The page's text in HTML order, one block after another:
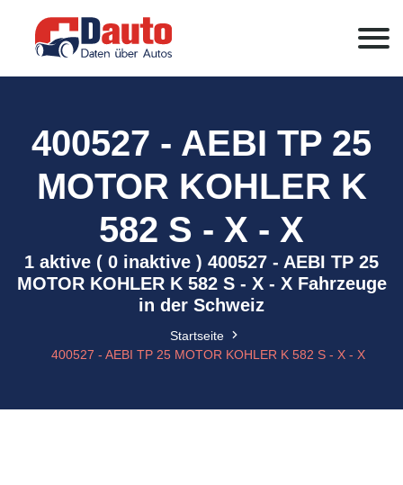
400527 - AEBI TP 25
MOTOR KOHLER K
582 S - X - X
1 aktive ( 0 inaktive ) 400527 - AEBI TP 25
MOTOR KOHLER K 582 S - X - X Fahrzeuge
in der Schweiz
Startseite
400527 - AEBI TP 25 MOTOR KOHLER K 582 S - X - X